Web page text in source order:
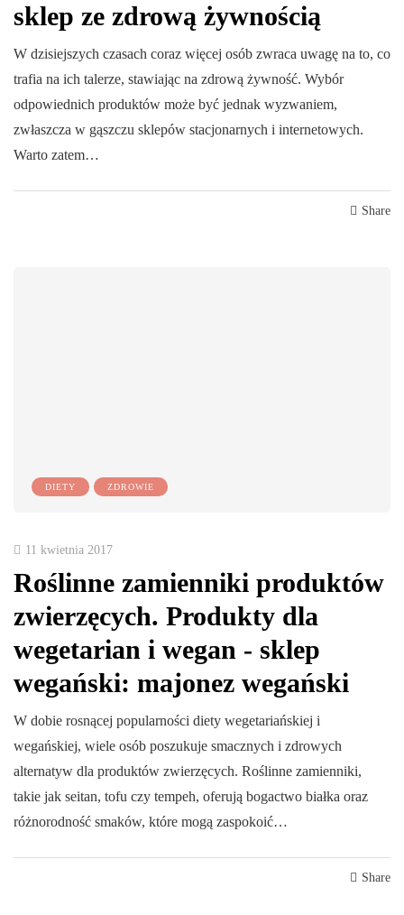
sklep ze zdrową żywnością
W dzisiejszych czasach coraz więcej osób zwraca uwagę na to, co
trafia na ich talerze, stawiając na zdrową żywność. Wybór
odpowiednich produktów może być jednak wyzwaniem,
zwłaszcza w gąszczu sklepów stacjonarnych i internetowych.
Warto zatem…
Share
DIETY ZDROWIE
11 kwietnia 2017
Roślinne zamienniki produktów
zwierzęcych. Produkty dla
wegetarian i wegan - sklep
wegański: majonez wegański
W dobie rosnącej popularności diety wegetariańskiej i
wegańskiej, wiele osób poszukuje smacznych i zdrowych
alternatyw dla produktów zwierzęcych. Roślinne zamienniki,
takie jak seitan, tofu czy tempeh, oferują bogactwo białka oraz
różnorodność smaków, które mogą zaspokoić…
Share